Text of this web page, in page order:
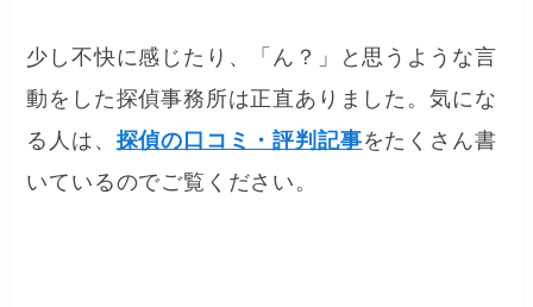
少し不快に感じたり、「ん？」と思うような言
動をした探偵事務所は正直ありました。気にな
る人は、 探偵の口コミ・評判記事をたくさん書
いているのでご覧ください。